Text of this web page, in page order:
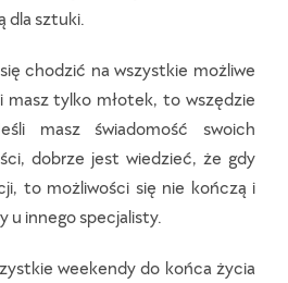
dla sztuki.
chodzić na wszystkie możliwe
masz tylko młotek, to wszędzie
masz świadomość swoich
dobrze jest wiedzieć, że gdy
to możliwości się nie kończą i
u innego specjalisty.
weekendy do końca życia